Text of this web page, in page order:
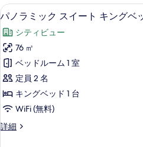
の
す
べ
て
の
写
真
を
表
ィ
ブ
イ
ー
ト
の
詳
細
パ
ノ
ラ
ミ
ッ
ク
ス
イ
ー
4
パノラミック スイート キングベ
シティビュー
76 ㎡
ベッドルーム 1 室
定員 2 名
キングベッド 1 台
WiFi (無料)
詳細
パ